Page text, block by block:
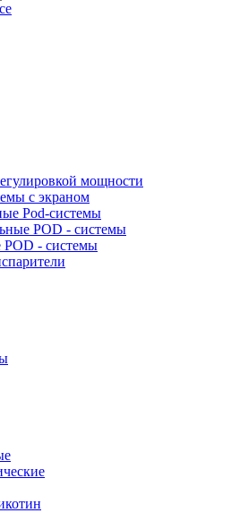
мощности
с экраном
Pod-системы
POD - системы
- системы